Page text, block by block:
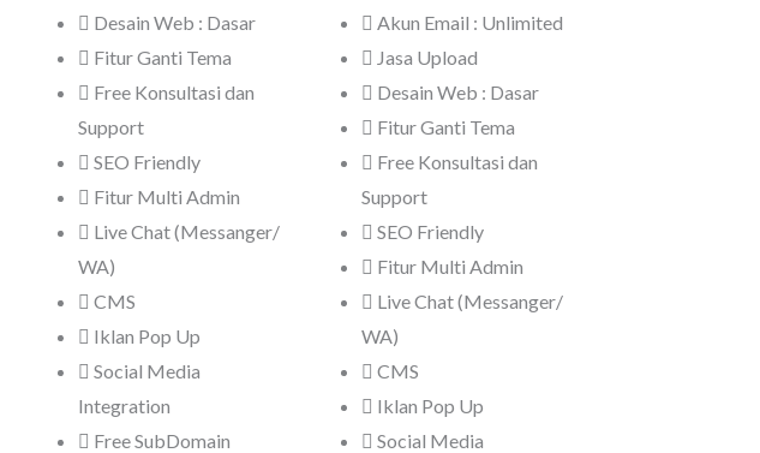
Desain Web : Dasar
Fitur Ganti Tema
Free Konsultasi dan
Support
SEO Friendly
Fitur Multi Admin
Live Chat (Messanger/
WA)
CMS
Iklan Pop Up
Social Media
Integration
Free SubDomain
Akun Email : Unlimited
Jasa Upload
Desain Web : Dasar
Fitur Ganti Tema
Free Konsultasi dan
Support
SEO Friendly
Fitur Multi Admin
Live Chat (Messanger/
WA)
CMS
Iklan Pop Up
Social Media